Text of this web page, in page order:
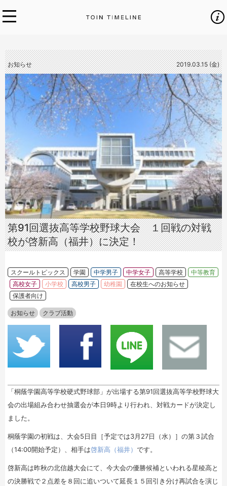
お知らせ 2019.03.15 (金)
第91回選抜高等学校野球大会 １回戦の対戦
校が啓新高（福井）に決定！
スクールトピックス 学園 中学男子 中学女子 高等学校
中等教育
高校女子
小学校 高校男子 幼稚園
在校生へのお知らせ
保護者向け
お知らせ クラブ活動
「桐蔭学園高等学校硬式野球部」が出場する第91回選抜高等学校野球大
会の出場組み合わせ抽選会が本日9時より行われ、対戦カードが決定し
ました。
桐蔭学園の初戦は、大会5日目［予定では3月27日（水）］の第３試合
（14:00開始予定）、相手は啓新高（福井） です。
啓新高は昨秋の北信越大会にて、今大会の優勝候補といわれる星稜高と
の決勝戦で２点差を８回に追いついて延長１５回引き分け再試合を演じ